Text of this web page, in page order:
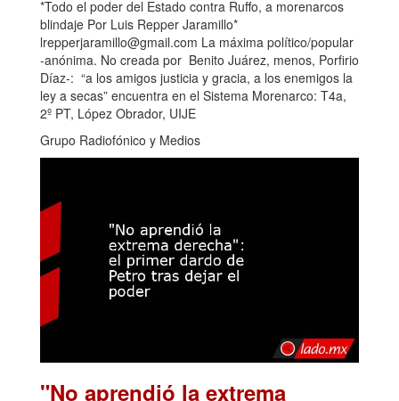
*Todo el poder del Estado contra Ruffo, a morenarcos
blindaje Por Luis Repper Jaramillo*
lrepperjaramillo@gmail.com La máxima político/popular
-anónima. No creada por Benito Juárez, menos, Porfirio
Díaz-: “a los amigos justicia y gracia, a los enemigos la
ley a secas” encuentra en el Sistema Morenarco: T4a,
2º PT, López Obrador, UIJE
Grupo Radiofónico y Medios
"No aprendió la extrema